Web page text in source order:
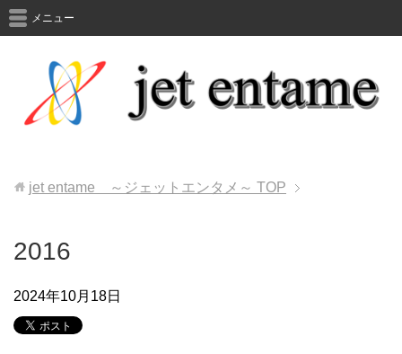
メニュー
jet entame ～ジェットエンタメ～ TOP
2016
2024年10月18日